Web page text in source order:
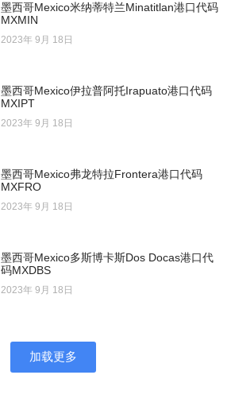
墨西哥Mexico米纳蒂特兰Minatitlan港口代码
MXMIN
2023年 9月 18日
墨西哥Mexico伊拉普阿托Irapuato港口代码
MXIPT
2023年 9月 18日
墨西哥Mexico弗龙特拉Frontera港口代码
MXFRO
2023年 9月 18日
墨西哥Mexico多斯博卡斯Dos Docas港口代
码MXDBS
2023年 9月 18日
加载更多